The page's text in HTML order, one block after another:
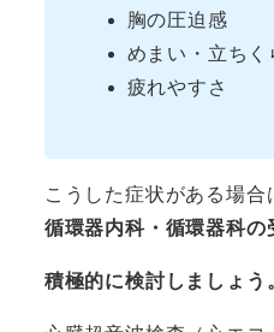
胸の圧迫感
めまい・立ちく
疲れやすさ
こうした症状がある場合
循環器内科・循環器科の
積極的に検討しましょう